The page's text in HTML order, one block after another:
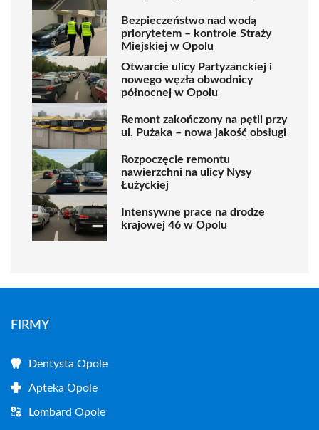
Bezpieczeństwo nad wodą
priorytetem – kontrole Straży
Miejskiej w Opolu
Otwarcie ulicy Partyzanckiej i
nowego węzła obwodnicy
północnej w Opolu
Remont zakończony na pętli przy
ul. Pużaka – nowa jakość obsługi
Rozpoczęcie remontu
nawierzchni na ulicy Nysy
Łużyckiej
Intensywne prace na drodze
krajowej 46 w Opolu
FIRMY
Dentysta Opole
Apteka Opole
Lombard Opole